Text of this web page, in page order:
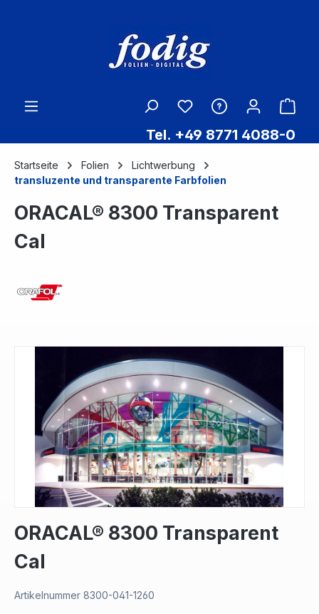
Tel. +49 8771 4088-0
Startseite Folien
Lichtwerbung
transluzente und transparente Farbfolien
ORACAL® 8300 Transparent
Cal
ORACAL® 8300 Transparent
Cal
Artikelnummer 8300-041-1260